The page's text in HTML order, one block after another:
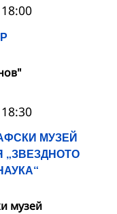
18:00
МУЗЕЙ
„ЗВЕЗДНОТО
18:30
музей